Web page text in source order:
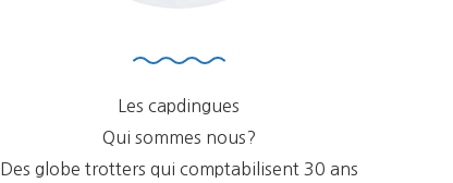
Les capdingues
Qui sommes nous?
Des globe trotters qui comptabilisent 30 ans